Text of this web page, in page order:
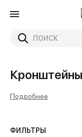
Главная
Каталог
Кронштейны
Подробнее
ФИЛЬТРЫ